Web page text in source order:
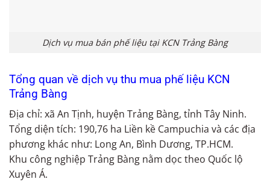
Dịch vụ mua bán phế liệu tại KCN Trảng Bàng
Tổng quan về dịch vụ thu mua phế liệu KCN
Trảng Bàng
Địa chỉ: xã An Tịnh, huyện Trảng Bàng, tỉnh Tây Ninh.
Tổng diện tích: 190,76 ha Liền kề Campuchia và các địa
phương khác như: Long An, Bình Dương, TP.HCM.
Khu công nghiệp Trảng Bàng nằm dọc theo Quốc lộ
Xuyên Á.